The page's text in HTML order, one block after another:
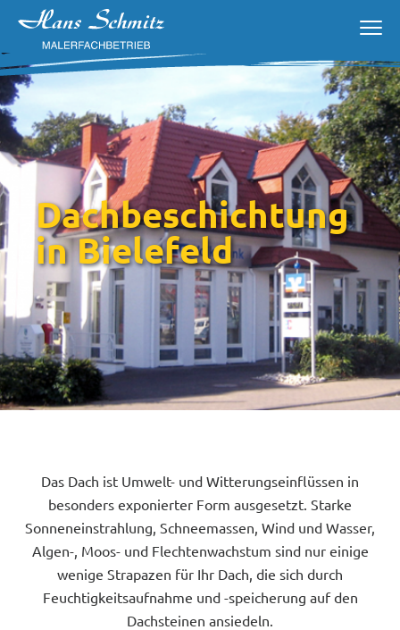
Dachbeschichtung
in Bielefeld
Das Dach ist Umwelt- und Witterungseinflüssen in
besonders exponierter Form ausgesetzt. Starke
Sonneneinstrahlung, Schneemassen, Wind und Wasser,
Algen-, Moos- und Flechtenwachstum sind nur einige
wenige Strapazen für Ihr Dach, die sich durch
Feuchtigkeitsaufnahme und -speicherung auf den
Dachsteinen ansiedeln.